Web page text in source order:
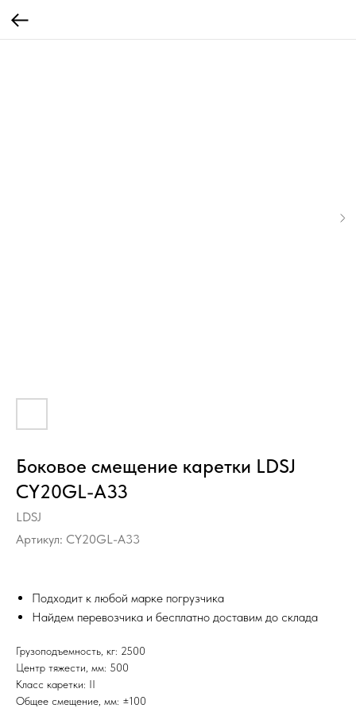
Боковое смещение каретки LDSJ
CY20GL-A33
LDSJ
Артикул: CY20GL-A33
Подходит к любой марке погрузчика
Найдем перевозчика и бесплатно доставим до склада
Грузоподъемность, кг: 2500
Центр тяжести, мм: 500
Класс каретки: II
Общее смещение, мм: ±100